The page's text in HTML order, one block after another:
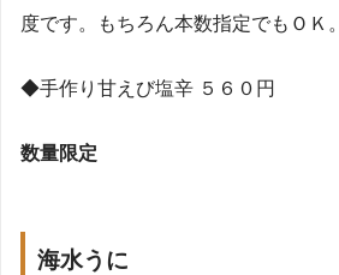
度です。もちろん本数指定でもＯＫ。
◆手作り甘えび塩辛 ５６０円
数量限定
海水うに